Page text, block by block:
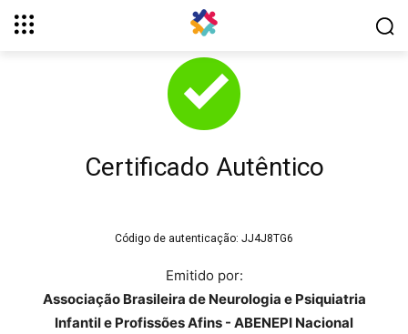
Certificado Autêntico
Código de autenticação: JJ4J8TG6
Emitido por:
Associação Brasileira de Neurologia e Psiquiatria
Infantil e Profissões Afins - ABENEPI Nacional